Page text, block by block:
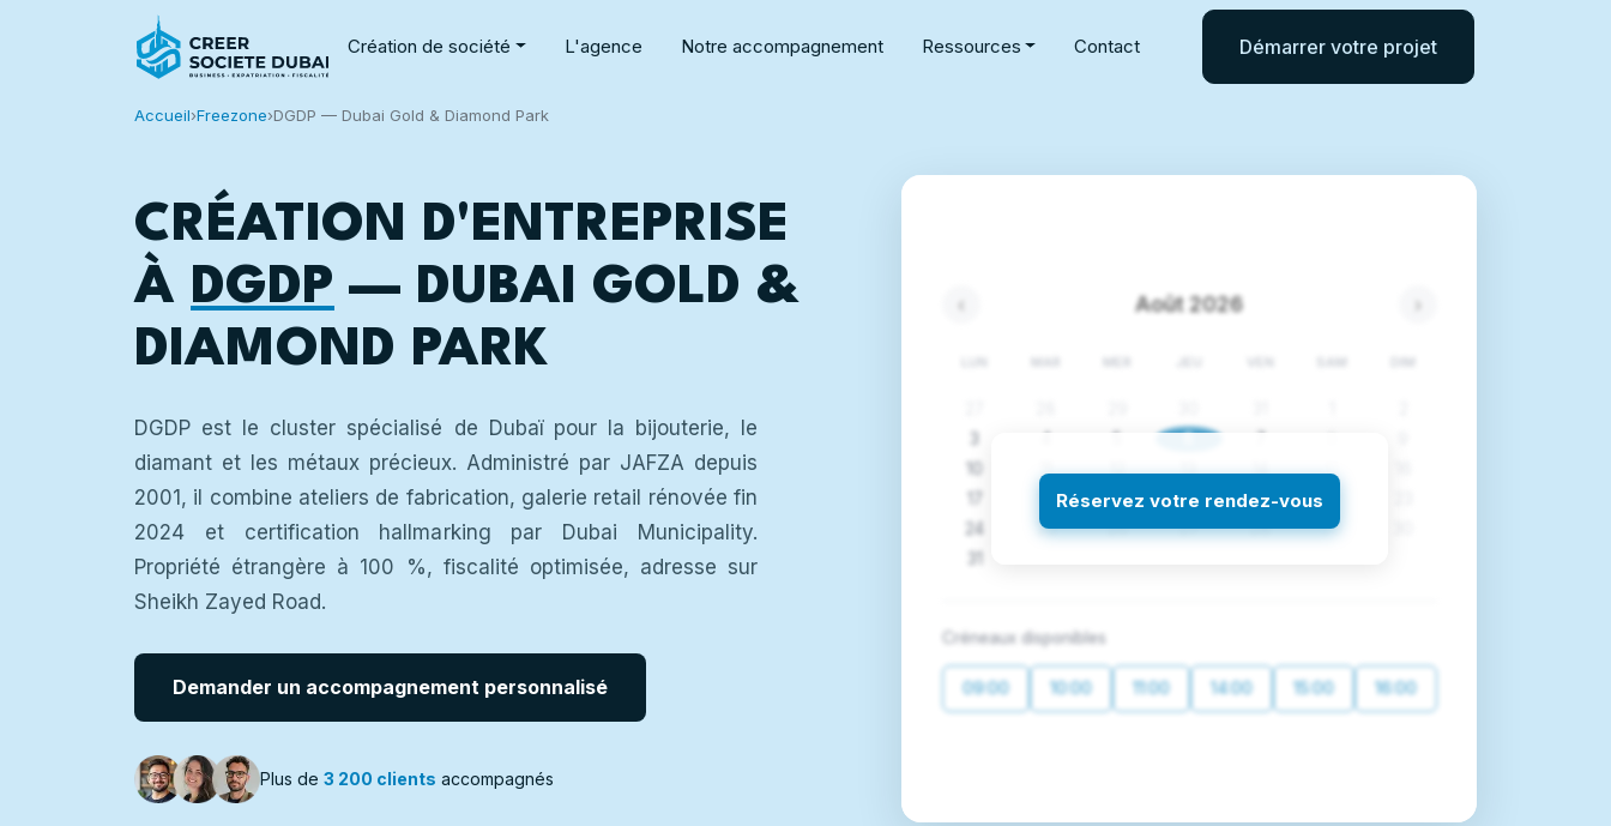
Création de société L'agence Notre accompagnement Ressources Contact Démarrer votre projet
Accueil›Freezone›DGDP — Dubai Gold & Diamond Park
CRÉATION D'ENTREPRISE
À DGDP — DUBAI GOLD &
DIAMOND PARK
DGDP est le cluster spécialisé de Dubaï pour la bijouterie, le
diamant et les métaux précieux. Administré par JAFZA depuis
2001, il combine ateliers de fabrication, galerie retail rénovée fin
2024 et certification hallmarking par Dubai Municipality.
Propriété étrangère à 100 %, fiscalité optimisée, adresse sur
Sheikh Zayed Road.
Demander un accompagnement personnalisé
Plus de 3 200 clients accompagnés
‹ Août 2026 ›
4 5 6 7
12 13 14 15
19 20 21
24
25 26 27 28 29
Créneaux disponibles
09:00 10:00 11:00 14:00 15:00 16:00
Réservez votre rendez-vous